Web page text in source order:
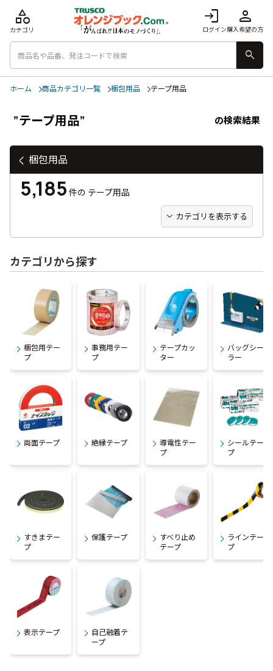
login
ログイン
person
購入希望の方
category
カテゴリ
search
ホーム 商品カテゴリ一覧 梱包用品 テープ用品
”テープ用品” の検索結果
カテゴリから探す
梱包用テー
プ
事務用テー
プ
テープカッ
ター
バッグシー
ラー
両面テープ 絶縁テープ
導電性テー
プ
シールテー
プ
すきまテー
プ
保護テープ
すべり止め
テープ
ラインテー
プ
表示テープ
自己融着テ
ープ
梱包用品
5,185 件の テープ用品
カテゴリを表示する